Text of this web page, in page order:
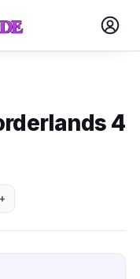
4
+